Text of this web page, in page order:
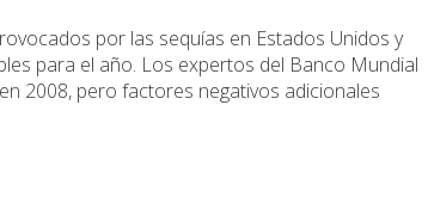
por las sequías en Estados Unidos y
para el año. Los expertos del Banco Mundial
2008, pero factores negativos adicionales